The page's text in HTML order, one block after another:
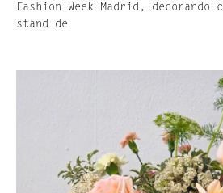
Fashion Week Madrid,
stand de